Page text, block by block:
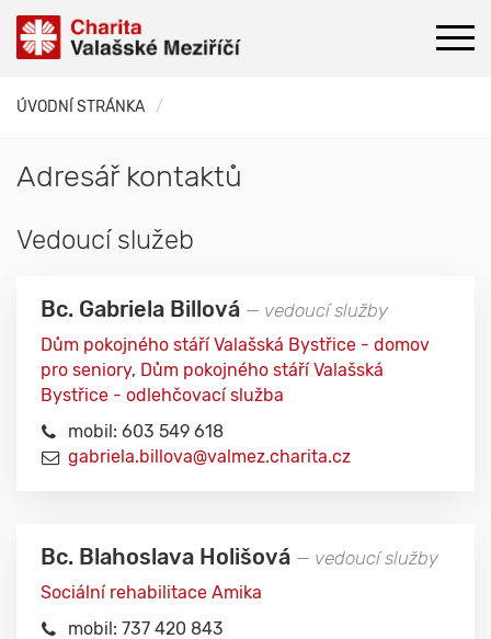
ÚVODNÍ STRÁNKA
Adresář kontaktů
Vedoucí služeb
Bc. Gabriela Billová — vedoucí služby
Dům pokojného stáří Valašská Bystřice - domov
pro seniory, Dům pokojného stáří Valašská
Bystřice - odlehčovací služba
mobil: 603 549 618
gabriela.billova@valmez.charita.cz
Bc. Blahoslava Holišová — vedoucí služby
Sociální rehabilitace Amika
mobil: 737 420 843